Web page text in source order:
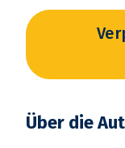
Über die